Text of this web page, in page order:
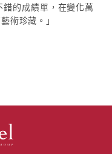
的成績單，在變化萬
術珍藏。」